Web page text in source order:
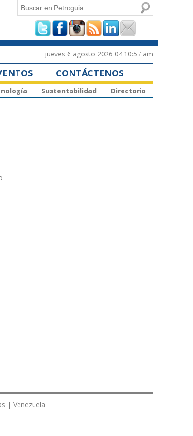
Formulario de
búsqueda
Buscar
jueves 6 agosto 2026 04:10:57 am
CONTÁCTENOS
Sustentabilidad Directorio
| Venezuela